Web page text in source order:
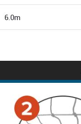
6.0m
40 x 40mm